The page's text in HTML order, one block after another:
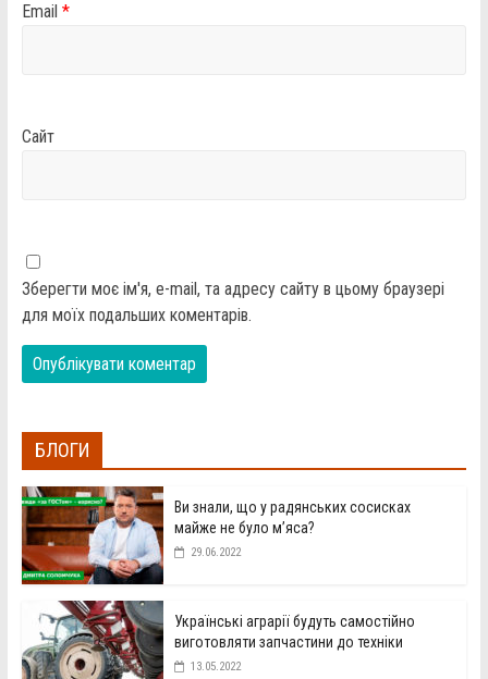
Email *
Сайт
Зберегти моє ім'я, e-mail, та адресу сайту в цьому браузері
для моїх подальших коментарів.
БЛОГИ
Ви знали, що у радянських сосисках
майже не було м’яса?
29.06.2022
Українські аграрії будуть самостійно
виготовляти запчастини до техніки
13.05.2022